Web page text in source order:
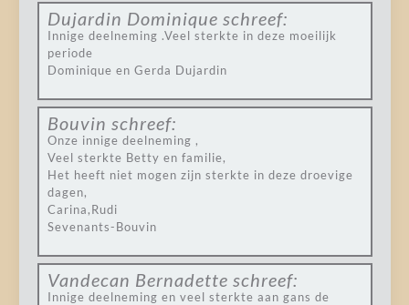
Dujardin Dominique schreef:
Innige deelneming .Veel sterkte in deze moeilijk
periode
Dominique en Gerda Dujardin
Bouvin schreef:
Onze innige deelneming ,
Veel sterkte Betty en familie,
Het heeft niet mogen zijn sterkte in deze droevige
dagen,
Carina,Rudi
Sevenants-Bouvin
Vandecan Bernadette schreef:
Innige deelneming en veel sterkte aan gans de